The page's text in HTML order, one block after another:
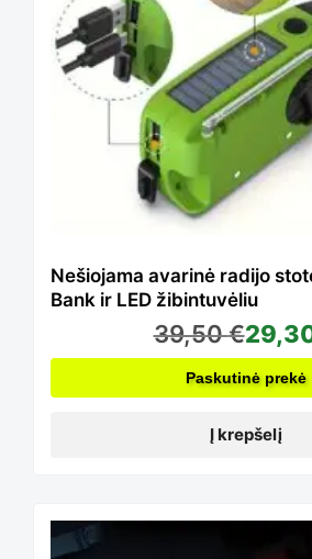
Nešiojama avarinė radijo
Bank ir LED žibintuvėliu
39,50€
Paskutinė prekė
Į krepšelį